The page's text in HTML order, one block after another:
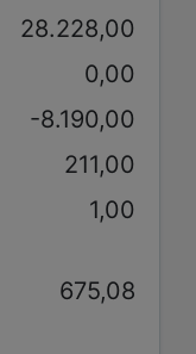
28.228,00
0,00
-8.190,00
211,00
1,00
675,08